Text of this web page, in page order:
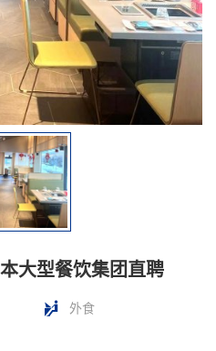
大型餐饮集团直聘
外食